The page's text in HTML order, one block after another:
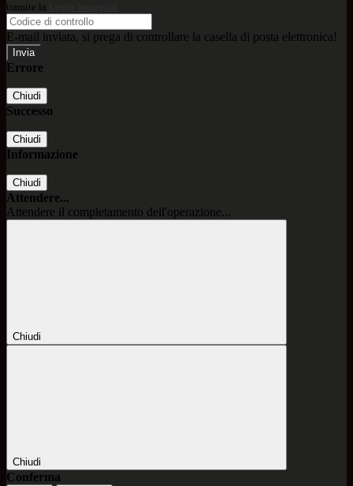
tramite la
E-mail inviata, si prega di controllare la casella di posta elettronica!
Errore
Chiudi
Successo
Chiudi
Informazione
Chiudi
Attendere...
Attendere il completamento dell'operazione...
Chiudi
Chiudi
Conferma